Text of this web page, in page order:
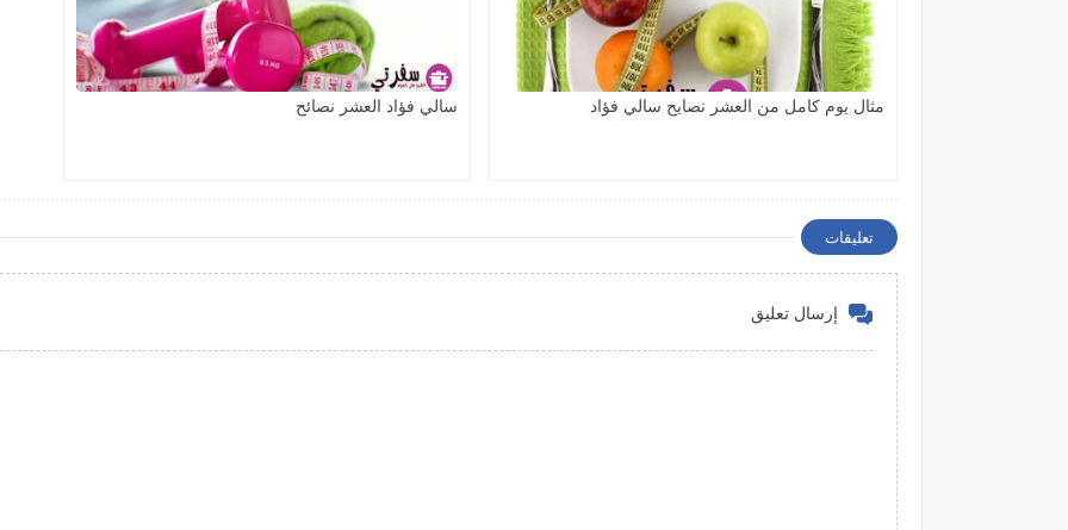
مثال يوم كامل من العشر نصايح سالي فؤاد سالي فؤاد العشر نصائح
تعليقات
إرسال تعليق